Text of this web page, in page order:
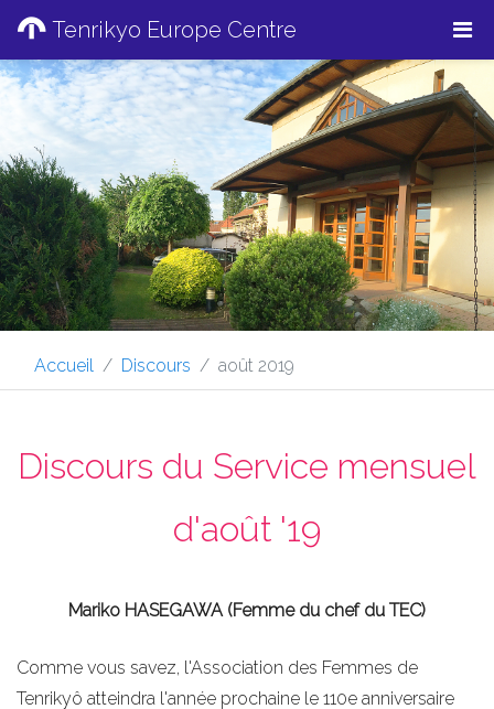
Tenrikyo Europe Centre
Accueil Discours août 2019
Discours du Service mensuel
d'août '19
Mariko HASEGAWA (Femme du chef du TEC)
Comme vous savez, l'Association des Femmes de
Tenrikyô atteindra l'année prochaine le 110e anniversaire